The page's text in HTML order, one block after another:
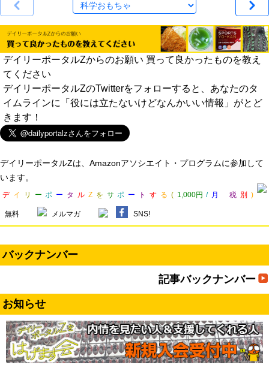
デイリーポータルZからのお願い 買って良かったものを教え
てください
デイリーポータルZのTwitterをフォローすると、あなたのタ
イムラインに「役には立たないけどなんかいい情報」がとど
きます！
デイリーポータルZは、Amazonアソシエイト・プログラムに参加して
います。
デ イ リ ー ポ ー タ ル Z を サ ポ ー ト す る ( 1,000円 / 月 税 別 )
無料 メルマガ SNS!
バックナンバー
記事バックナンバー
お知らせ